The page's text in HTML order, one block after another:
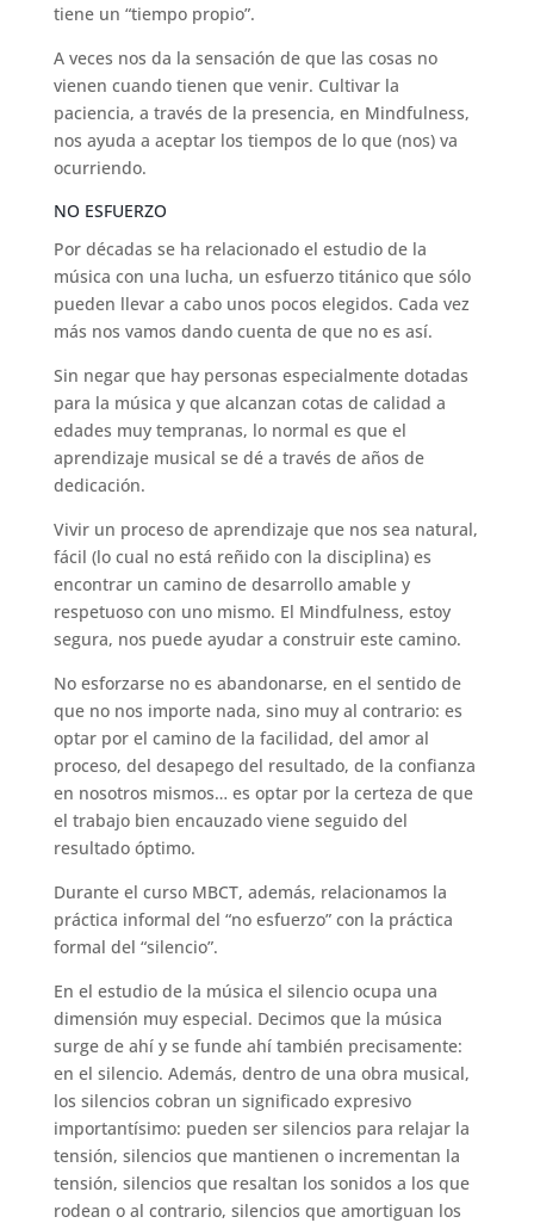
tiene un “tiempo propio”.
A veces nos da la sensación de que las cosas no
vienen cuando tienen que venir. Cultivar la
paciencia, a través de la presencia, en Mindfulness,
nos ayuda a aceptar los tiempos de lo que (nos) va
ocurriendo.
NO ESFUERZO
Por décadas se ha relacionado el estudio de la
música con una lucha, un esfuerzo titánico que sólo
pueden llevar a cabo unos pocos elegidos. Cada vez
más nos vamos dando cuenta de que no es así.
Sin negar que hay personas especialmente dotadas
para la música y que alcanzan cotas de calidad a
edades muy tempranas, lo normal es que el
aprendizaje musical se dé a través de años de
dedicación.
Vivir un proceso de aprendizaje que nos sea natural,
fácil (lo cual no está reñido con la disciplina) es
encontrar un camino de desarrollo amable y
respetuoso con uno mismo. El Mindfulness, estoy
segura, nos puede ayudar a construir este camino.
No esforzarse no es abandonarse, en el sentido de
que no nos importe nada, sino muy al contrario: es
optar por el camino de la facilidad, del amor al
proceso, del desapego del resultado, de la confianza
en nosotros mismos… es optar por la certeza de que
el trabajo bien encauzado viene seguido del
resultado óptimo.
Durante el curso MBCT, además, relacionamos la
práctica informal del “no esfuerzo” con la práctica
formal del “silencio”.
En el estudio de la música el silencio ocupa una
dimensión muy especial. Decimos que la música
surge de ahí y se funde ahí también precisamente:
en el silencio. Además, dentro de una obra musical,
los silencios cobran un significado expresivo
importantísimo: pueden ser silencios para relajar la
tensión, silencios que mantienen o incrementan la
tensión, silencios que resaltan los sonidos a los que
rodean o al contrario, silencios que amortiguan los